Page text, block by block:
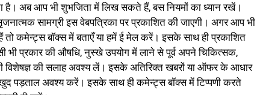
है। अब आप भी शुभजिता में लिख सकते हैं, बस नियमों का ध्यान रखें।
सामग्री इस वेबपत्रिका पर प्रकाशित की जाएगी। अगर आप भी
कमेन्ट्स बॉक्स में बताएँ या हमें ई मेल करें। इसके साथ ही प्रकाशित
प्रकार की औषधि, नुस्खे उपयोग में लाने से पूर्व अपने चिकित्सक,
भी विशेषज्ञ की सलाह अवश्य लें। इसके अतिरिक्त खबरों या ऑफर के आधार
खुद पड़ताल अवश्य करें। इसके साथ ही कमेन्ट्स बॉक्स में टिप्पणी करते